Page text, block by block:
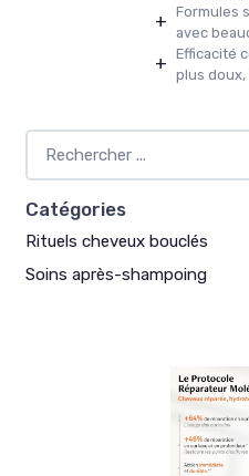
+ Formules
avec
+ Efficacité
plus doux,
Catégories
Rituels cheveux bouclés
Soins après-shampoing